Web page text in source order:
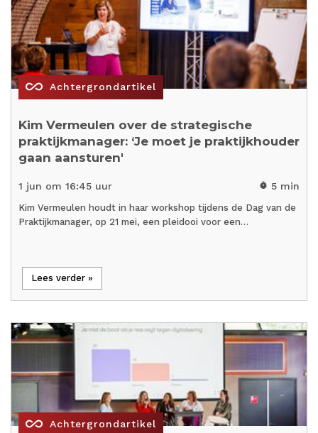
all_inclusive Achtergrondartikel
Kim Vermeulen over de strategische
praktijkmanager: ‘Je moet je praktijkhouder
gaan aansturen'
1 jun om 16:45 uur timer 5 min
Kim Vermeulen houdt in haar workshop tijdens de Dag van de
Praktijkmanager, op 21 mei, een pleidooi voor een…
Lees verder »
all_inclusive Achtergrondartikel